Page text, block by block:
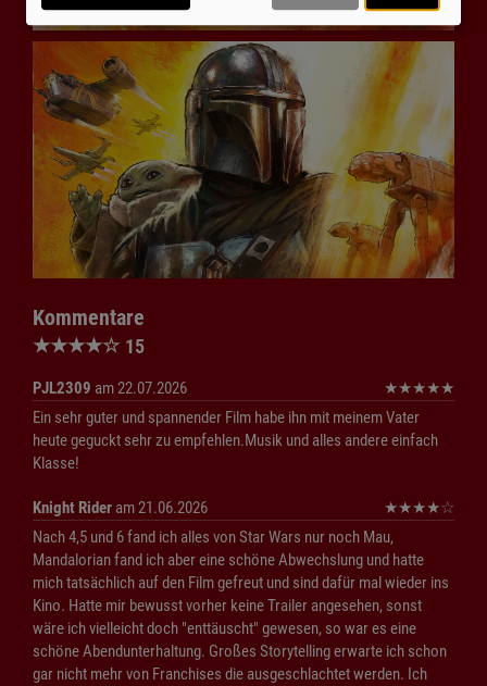
Kommentare
★★★★☆ 15
PJL2309 am 22.07.2026 ★★★★★
Ein sehr guter und spannender Film habe ihn mit meinem Vater
heute geguckt sehr zu empfehlen.Musik und alles andere einfach
Klasse!
Knight Rider am 21.06.2026 ★★★★☆
Nach 4,5 und 6 fand ich alles von Star Wars nur noch Mau,
Mandalorian fand ich aber eine schöne Abwechslung und hatte
mich tatsächlich auf den Film gefreut und sind dafür mal wieder ins
Kino. Hatte mir bewusst vorher keine Trailer angesehen, sonst
wäre ich vielleicht doch "enttäuscht" gewesen, so war es eine
schöne Abendunterhaltung. Großes Storytelling erwarte ich schon
gar nicht mehr von Franchises die ausgeschlachtet werden. Ich